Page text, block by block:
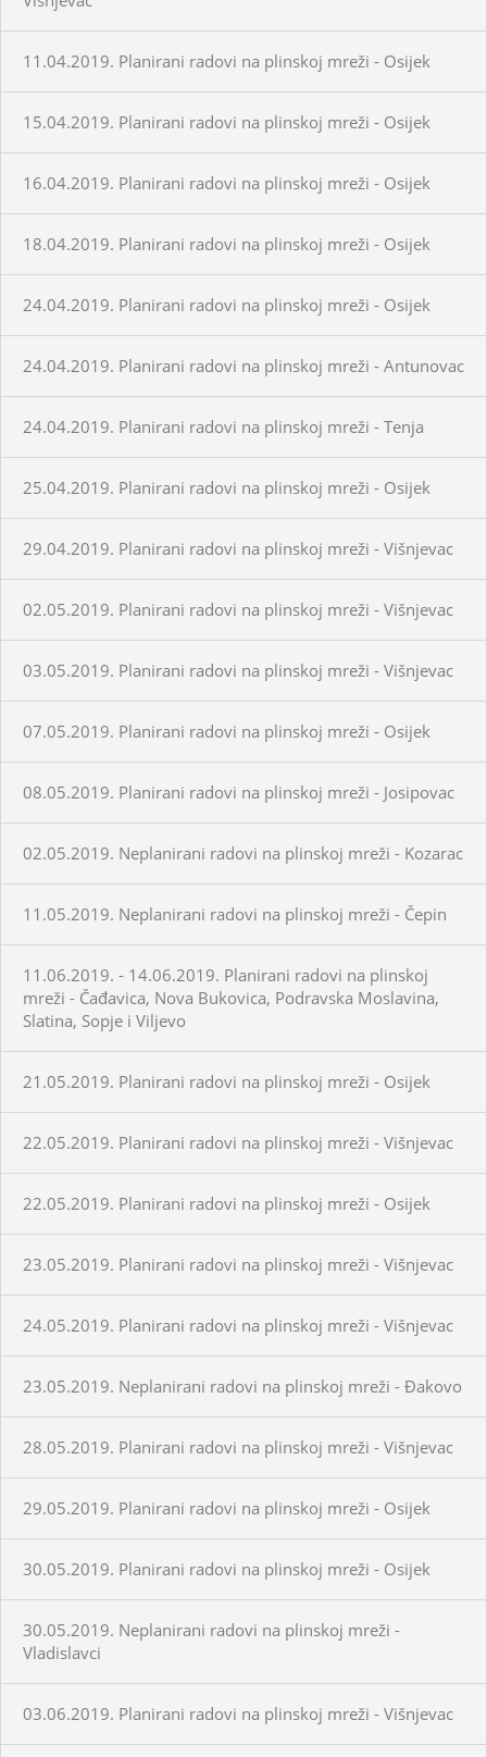
11.04.2019. Planirani radovi na plinskoj mreži - Osijek
15.04.2019. Planirani radovi na plinskoj mreži - Osijek
16.04.2019. Planirani radovi na plinskoj mreži - Osijek
18.04.2019. Planirani radovi na plinskoj mreži - Osijek
24.04.2019. Planirani radovi na plinskoj mreži - Osijek
24.04.2019. Planirani radovi na plinskoj mreži - Antunovac
24.04.2019. Planirani radovi na plinskoj mreži - Tenja
25.04.2019. Planirani radovi na plinskoj mreži - Osijek
29.04.2019. Planirani radovi na plinskoj mreži - Višnjevac
02.05.2019. Planirani radovi na plinskoj mreži - Višnjevac
03.05.2019. Planirani radovi na plinskoj mreži - Višnjevac
07.05.2019. Planirani radovi na plinskoj mreži - Osijek
08.05.2019. Planirani radovi na plinskoj mreži - Josipovac
02.05.2019. Neplanirani radovi na plinskoj mreži - Kozarac
11.05.2019. Neplanirani radovi na plinskoj mreži - Čepin
11.06.2019. - 14.06.2019. Planirani radovi na plinskoj
mreži - Čađavica, Nova Bukovica, Podravska Moslavina,
Slatina, Sopje i Viljevo
21.05.2019. Planirani radovi na plinskoj mreži - Osijek
22.05.2019. Planirani radovi na plinskoj mreži - Višnjevac
22.05.2019. Planirani radovi na plinskoj mreži - Osijek
23.05.2019. Planirani radovi na plinskoj mreži - Višnjevac
24.05.2019. Planirani radovi na plinskoj mreži - Višnjevac
23.05.2019. Neplanirani radovi na plinskoj mreži - Đakovo
28.05.2019. Planirani radovi na plinskoj mreži - Višnjevac
29.05.2019. Planirani radovi na plinskoj mreži - Osijek
30.05.2019. Planirani radovi na plinskoj mreži - Osijek
30.05.2019. Neplanirani radovi na plinskoj mreži -
Vladislavci
03.06.2019. Planirani radovi na plinskoj mreži - Višnjevac